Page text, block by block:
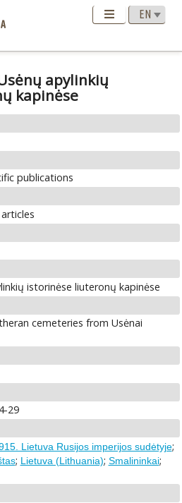
apylinkių
kapinėse
publications
istorinėse liuteronų kapinėse
cemeteries from Usėnai
29
Lietuva Rusijos imperijos sudėtyje;
; Lietuva (Lithuania); Smalininkai;